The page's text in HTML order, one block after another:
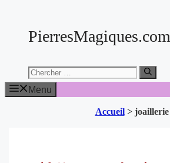
contenuPierresMagiques.com
Chercher:
Menu
Accueil> joaillerie